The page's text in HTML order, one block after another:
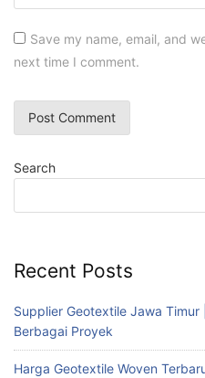
Save my name, email, and
next time I comment.
Search
Recent Posts
Supplier Geotextile Jawa Timur
Berbagai Proyek
Harga Geotextile Woven